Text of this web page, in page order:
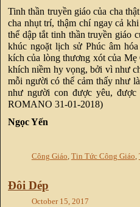
Tinh thần truyền giáo của cha
cha nhụt trí, thậm chí ngay cả
thể dập tắt tinh thần truyền giáo
khúc ngoặt lịch sử Phúc âm
kích của lòng thương xót của
khích niềm hy vọng, bởi vì như
mỗi người có thể cảm thấy như
như người con được yêu, được
ROMANO 31-01-2018)
Ngọc Yến
Công Giáo Tin Tức Công Giáo
Đôi Dép
October 15, 2017